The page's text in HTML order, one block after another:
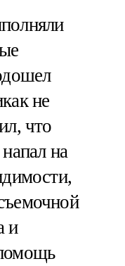
не
что
на
и